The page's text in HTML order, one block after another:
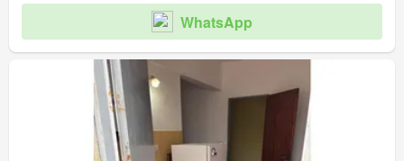
WhatsApp